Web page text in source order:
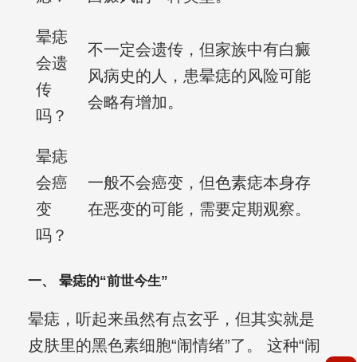
晕痣
会遗
传
吗？
不一定会遗传，但家族中有白癜
风病史的人，患晕痣的风险可能
会略有增加。
晕痣
会癌
变
吗？
一般不会癌变，但色素痣本身存
在恶变的可能，需要定期观察。
一、 晕痣的“前世今生”
晕痣，听起来虽然有点玄乎，但其实就是
皮肤里的黑色素细胞“闹情绪”了。 这种“闹